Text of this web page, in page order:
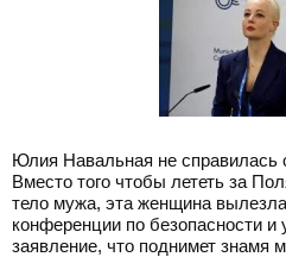
Юлия Навальная не справилась
Вместо того чтобы лететь за
тело мужа, эта женщина
конференции по безопасности
заявление, что поднимет знамя